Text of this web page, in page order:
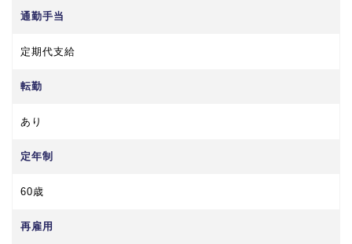
通勤手当
定期代支給
転勤
あり
定年制
60歳
再雇用